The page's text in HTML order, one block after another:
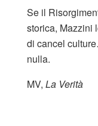
Se il
storica, Mazzini
di cancel
nulla.
MV, La Verità